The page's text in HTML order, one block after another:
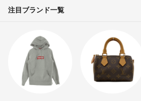
注目ブランド一覧